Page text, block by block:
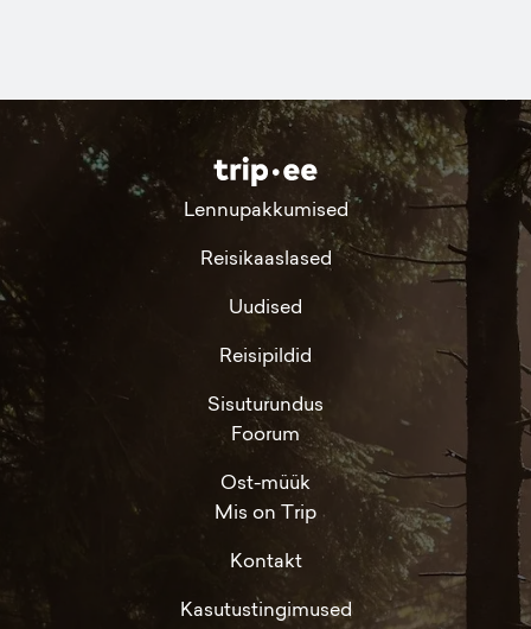
Lennupakkumised
Reisikaaslased
Uudised
Reisipildid
Sisuturundus
Foorum
Ost-müük
Mis on Trip
Kontakt
Kasutustingimused